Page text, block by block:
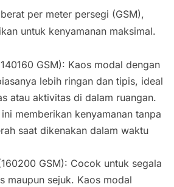
per meter persegi (GSM),
untuk kenyamanan maksimal.
GSM): Kaos modal dengan
lebih ringan dan tipis, ideal
atau aktivitas di dalam ruangan.
memberikan kenyamanan tanpa
saat dikenakan dalam waktu
GSM): Cocok untuk segala
maupun sejuk. Kaos modal